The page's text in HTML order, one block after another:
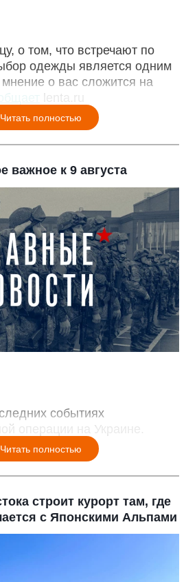
о том, что встречают по
одежды является одним
о вас сложится на
lenta.ru
Читать полностью
важное к 9 августа
событиях
операции на Украине.
Читать полностью
строит курорт там, где
с Японскими Альпами